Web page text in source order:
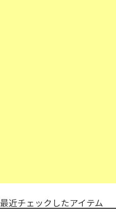
最近チェックしたアイテム